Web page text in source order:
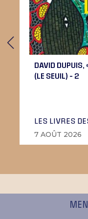
DAVID DUPUIS,
(LE SEUIL) – 2
LES LIVRES
7 AOÛT 2026